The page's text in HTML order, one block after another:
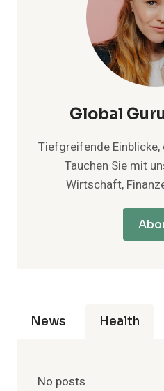
Global
Tiefgreifende
Tauchen Sie mit
Wirtschaft,
News Health
No posts